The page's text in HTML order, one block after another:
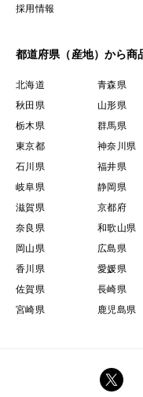
採用情報
都道府県（産地）から商
北海道 青森県
秋田県
山形県
栃木県
群馬県
東京都
神奈川県
石川県
福井県
岐阜県
静岡県
滋賀県
京都府
奈良県
和歌山県
岡山県
広島県
香川県
愛媛県
佐賀県
長崎県
宮崎県
鹿児島県